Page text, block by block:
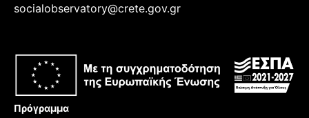
socialobservatory@crete.gov.gr
Πρόγραμμα